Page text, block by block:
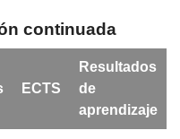
continuada
ECTS
Resultados
de
aprendizaje